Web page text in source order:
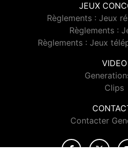
JEUX
Règlements : Jeux
Règlements :
Règlements : Jeux
VIDEO
Clips
Contacter